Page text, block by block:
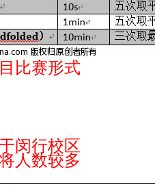
比赛形式
闵行校区
人数较多